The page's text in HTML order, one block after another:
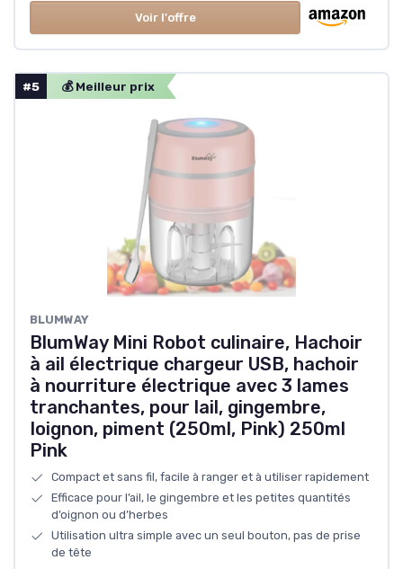
Voir l'offre
#5 💰 Meilleur prix
‎BLUMWAY
BlumWay Mini Robot culinaire, Hachoir
à ail électrique chargeur USB, hachoir
à nourriture électrique avec 3 lames
tranchantes, pour lail, gingembre,
Ioignon, piment (250ml, Pink) 250ml
Pink
Compact et sans fil, facile à ranger et à utiliser rapidement
Efficace pour l’ail, le gingembre et les petites quantités
d’oignon ou d’herbes
Utilisation ultra simple avec un seul bouton, pas de prise
de tête